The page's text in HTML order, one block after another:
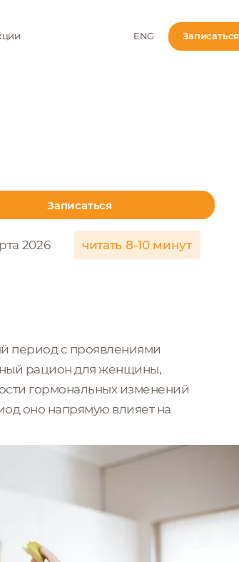
ENG Записаться
Записаться
2026 читать 8-10 минут
период с проявлениями
рацион для женщины,
гормональных изменений
оно напрямую влияет на